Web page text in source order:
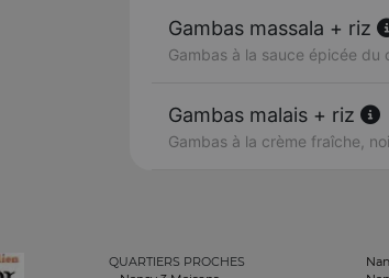
Gambas massala + riz
Gambas à la sauce épicée du
Gambas malais + riz
Gambas à la crème fraîche,
QUARTIERS PROCHES